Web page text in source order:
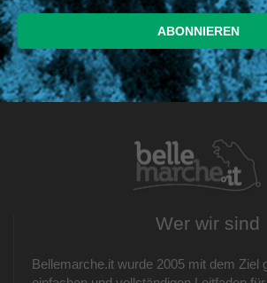
Wer wir sind
Bellemarche.it wurde 2005 mit dem Ziel